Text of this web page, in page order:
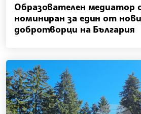
Образователен медиатор
номиниран за един от
добротворци на България